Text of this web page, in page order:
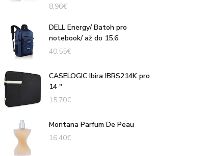
8,96€
DELL Energy/ Batoh pro
notebook/ až do 15.6
40,55€
CASELOGIC Ibira IBRS214K pro
14 "
15,70€
Montana Parfum De Peau
16,40€